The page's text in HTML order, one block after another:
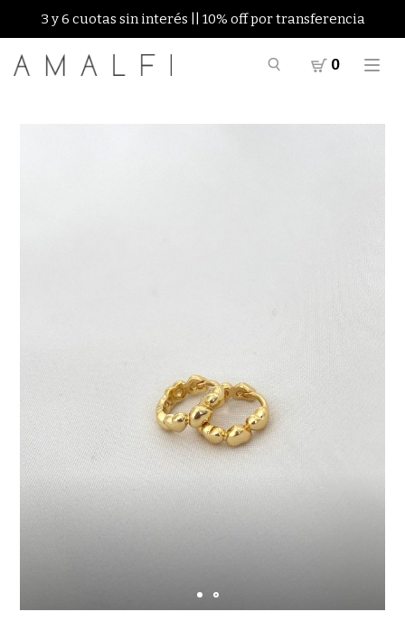
3 y 6 cuotas sin interés || 10% off por transferencia
0